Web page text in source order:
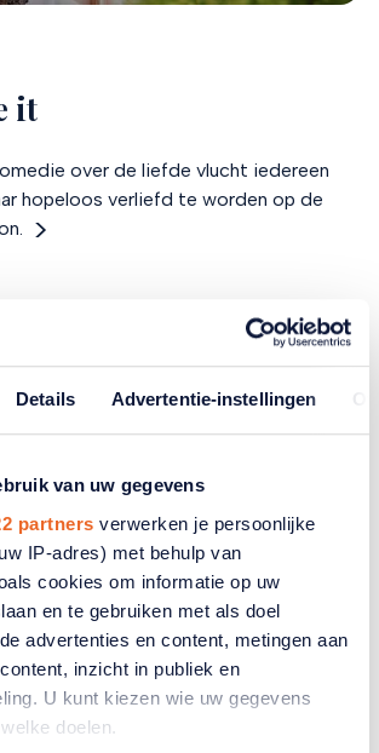
Details Advertentie-instellingen
van uw gegevens
partners verwerken je persoonlijke
IP-adres) met behulp van
cookies om informatie op uw
en te gebruiken met als doel
advertenties en content, metingen aan
inzicht in publiek en
U kunt kiezen wie uw gegevens
doelen.
it
over de liefde vlucht iedereen
hopeloos verliefd te worden op de